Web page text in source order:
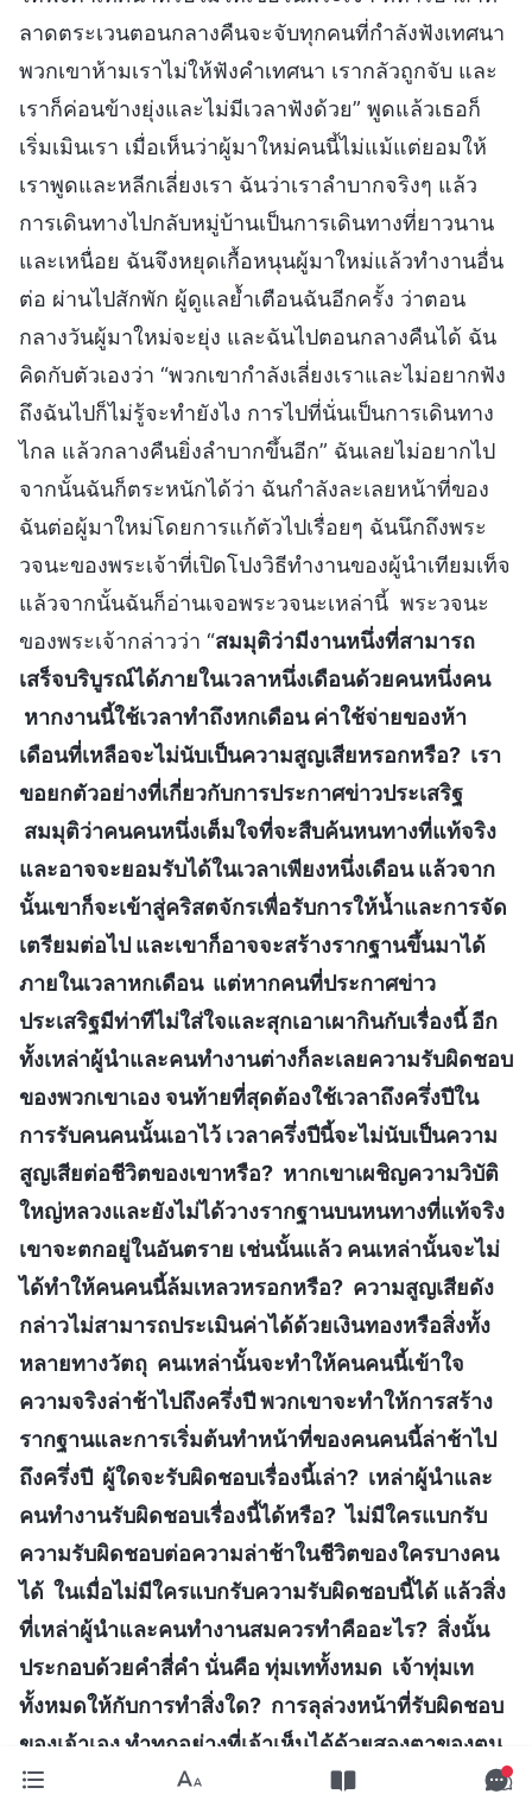
ลาดตระเวนตอนกลางคืนจะจับทุกคนที่กำลังฟังเทศนา
พวกเขาห้ามเราไม่ให้ฟังคำเทศนา เรากลัวถูกจับ และ
เราก็ค่อนข้างยุ่งและไม่มีเวลาฟังด้วย” พูดแล้วเธอก็
เริ่มเมินเรา เมื่อเห็นว่าผู้มาใหม่คนนี้ไม่แม้แต่ยอมให้
เราพูดและหลีกเลี่ยงเรา ฉันว่าเราลำบากจริงๆ แล้ว
การเดินทางไปกลับหมู่บ้านเป็นการเดินทางที่ยาวนาน
และเหนื่อย ฉันจึงหยุดเกื้อหนุนผู้มาใหม่แล้วทำงานอื่น
ต่อ ผ่านไปสักพัก ผู้ดูแลย้ำเตือนฉันอีกครั้ง ว่าตอน
กลางวันผู้มาใหม่จะยุ่ง และฉันไปตอนกลางคืนได้ ฉัน
คิดกับตัวเองว่า “พวกเขากำลังเลี่ยงเราและไม่อยากฟัง
ถึงฉันไปก็ไม่รู้จะทำยังไง การไปที่นั่นเป็นการเดินทาง
ไกล แล้วกลางคืนยิ่งลำบากขึ้นอีก” ฉันเลยไม่อยากไป
จากนั้นฉันก็ตระหนักได้ว่า ฉันกำลังละเลยหน้าที่ของ
ฉันต่อผู้มาใหม่โดยการแก้ตัวไปเรื่อยๆ ฉันนึกถึงพระ
วจนะของพระเจ้าที่เปิดโปงวิธีทำงานของผู้นำเทียมเท็จ
แล้วจากนั้นฉันก็อ่านเจอพระวจนะเหล่านี้ พระวจนะ
ของพระเจ้ากล่าวว่า “สมมุติว่ามีงานหนึ่งที่สามารถ
เสร็จบริบูรณ์ได้ภายในเวลาหนึ่งเดือนด้วยคนหนึ่งคน
หากงานนี้ใช้เวลาทำถึงหกเดือน ค่าใช้จ่ายของห้า
เดือนที่เหลือจะไม่นับเป็นความสูญเสียหรอกหรือ? เรา
ขอยกตัวอย่างที่เกี่ยวกับการประกาศข่าวประเสริฐ
สมมุติว่าคนคนหนึ่งเต็มใจที่จะสืบค้นหนทางที่แท้จริง
และอาจจะยอมรับได้ในเวลาเพียงหนึ่งเดือน แล้วจาก
นั้นเขาก็จะเข้าสู่คริสตจักรเพื่อรับการให้น้ำและการจัด
เตรียมต่อไป และเขาก็อาจจะสร้างรากฐานขึ้นมาได้
ภายในเวลาหกเดือน แต่หากคนที่ประกาศข่าว
ประเสริฐมีท่าทีไม่ใส่ใจและสุกเอาเผากินกับเรื่องนี้ อีก
ทั้งเหล่าผู้นำและคนทำงานต่างก็ละเลยความรับผิดชอบ
ของพวกเขาเอง จนท้ายที่สุดต้องใช้เวลาถึงครึ่งปีใน
การรับคนคนนั้นเอาไว้ เวลาครึ่งปีนี้จะไม่นับเป็นความ
สูญเสียต่อชีวิตของเขาหรือ? หากเขาเผชิญความวิบัติ
ใหญ่หลวงและยังไม่ได้วางรากฐานบนหนทางที่แท้จริง
เขาจะตกอยู่ในอันตราย เช่นนั้นแล้ว คนเหล่านั้นจะไม่
ได้ทำให้คนคนนี้ล้มเหลวหรอกหรือ? ความสูญเสียดัง
กล่าวไม่สามารถประเมินค่าได้ด้วยเงินทองหรือสิ่งทั้ง
หลายทางวัตถุ คนเหล่านั้นจะทำให้คนคนนี้เข้าใจ
ความจริงล่าช้าไปถึงครึ่งปี พวกเขาจะทำให้การสร้าง
รากฐานและการเริ่มต้นทำหน้าที่ของคนคนนี้ล่าช้าไป
ถึงครึ่งปี ผู้ใดจะรับผิดชอบเรื่องนี้เล่า? เหล่าผู้นำและ
คนทำงานรับผิดชอบเรื่องนี้ได้หรือ? ไม่มีใครแบกรับ
ความรับผิดชอบต่อความล่าช้าในชีวิตของใครบางคน
ได้ ในเมื่อไม่มีใครแบกรับความรับผิดชอบนี้ได้ แล้วสิ่ง
ที่เหล่าผู้นำและคนทำงานสมควรทำคืออะไร? สิ่งนั้น
ประกอบด้วยคำสี่คำ นั่นคือ ทุ่มเททั้งหมด เจ้าทุ่มเท
ทั้งหมดให้กับการทำสิ่งใด? การลุล่วงหน้าที่รับผิดชอบ
ของเจ้าเอง ทำทุกอย่างที่เจ้าเห็นได้ด้วยสองตาของตน
นึกถึงการนั้นอยู่ในใจ และทำให้สัมฤทธิ์ผลด้วยขีด